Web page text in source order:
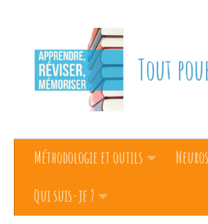
Tout
Méthodologie et outils
Qui suis-je ?